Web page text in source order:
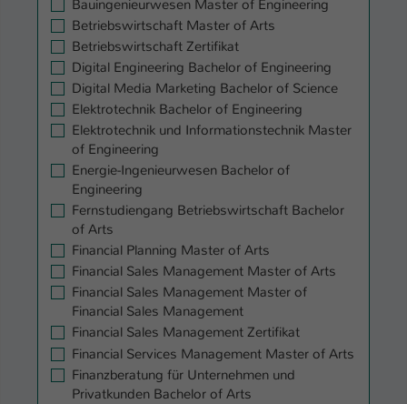
Bauingenieurwesen Master of Engineering
Betriebswirtschaft Master of Arts
Betriebswirtschaft Zertifikat
Digital Engineering Bachelor of Engineering
Digital Media Marketing Bachelor of Science
Elektrotechnik Bachelor of Engineering
Elektrotechnik und Informationstechnik Master
of Engineering
Energie-Ingenieurwesen Bachelor of
Engineering
Fernstudiengang Betriebswirtschaft Bachelor
of Arts
Financial Planning Master of Arts
Financial Sales Management Master of Arts
Financial Sales Management Master of
Financial Sales Management
Financial Sales Management Zertifikat
Financial Services Management Master of Arts
Finanzberatung für Unternehmen und
Privatkunden Bachelor of Arts
Zweck
Einstellungen. Unter anderem eine zufällig
generierte ID, für die historische
Speicherung Ihrer vorgenommen
Einstellungen, falls der Webseiten-
Betreiber dies eingestellt hat.
Name fe_typo_user / PHPSESSID
Anbieter TYPO3
Laufzeit 1 Woche
Zweck
Dieses Cookie ist ein Standard-Session-
Cookie von TYPO3. Es speichert im Fall
eines Intranet-Logins die Session-ID. So
kann der eingeloggte Benutzer
wiedererkannt werden und es wird ihm
Zugang zu geschützten Bereichen
gewährt.